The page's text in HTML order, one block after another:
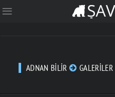
ADNAN BILIR GALERILER